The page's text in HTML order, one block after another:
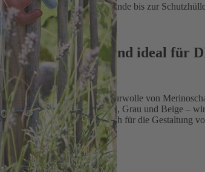
Bastelideen von der Girlande bis zur
Öko-Tex und ideal für
aus 100 % reiner Schurwolle von
bis hin zu Altrosa, Grau und Beige –
Damit eignet er sich auch für die Gestaltung